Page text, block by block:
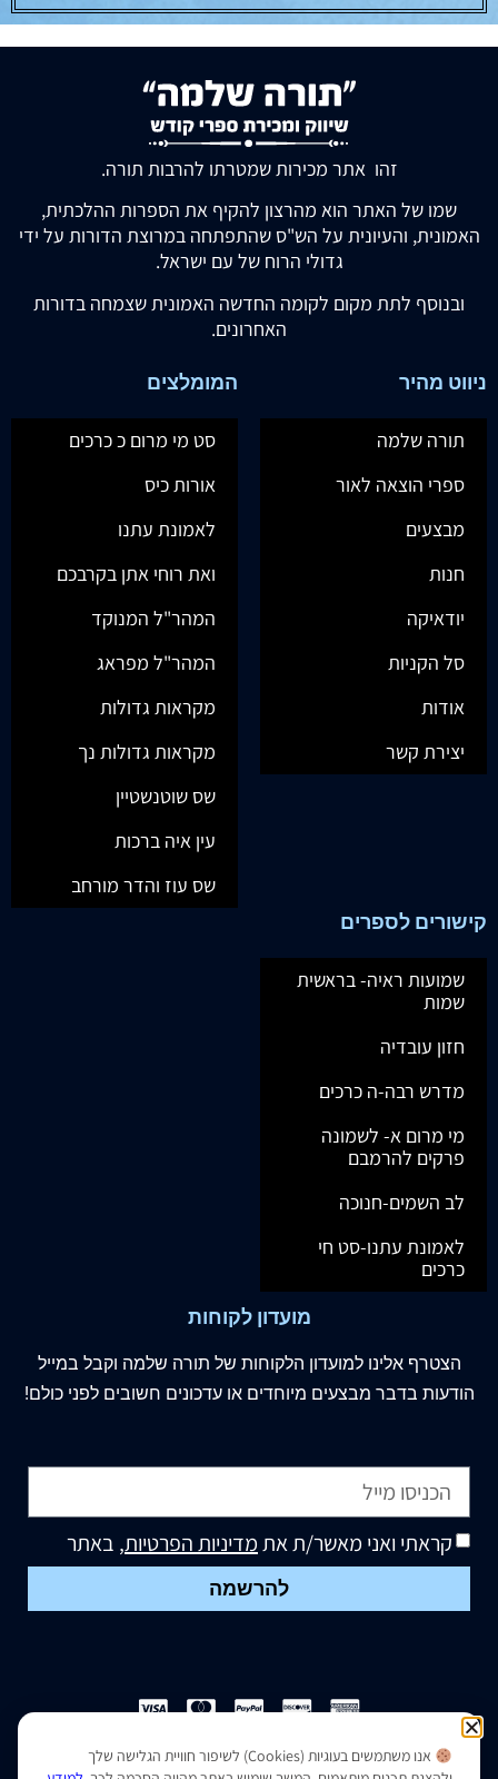
זהו אתר מכירות שמטרתו להרבות תורה.
שמו של האתר הוא מהרצון להקיף את הספרות ההלכתית,
האמונית, והעיונית על הש"ס שהתפתחה במרוצת הדורות על ידי
גדולי הרוח של עם ישראל.
ובנוסף לתת מקום לקומה החדשה האמונית שצמחה בדורות
האחרונים.
ניווט מהיר
תורה שלמה
ספרי הוצאה לאור
מבצעים
חנות
יודאיקה
סל הקניות
אודות
יצירת קשר
המומלצים
סט מי מרום כ כרכים
אורות כיס
לאמונת עתנו
ואת רוחי אתן בקרבכם
המהר"ל המנוקד
המהר"ל מפראג
מקראות גדולות
מקראות גדולות נך
שס שוטנשטיין
עין איה ברכות
שס עוז והדר מורחב
קישורים לספרים
שמועות ראיה- בראשית
שמות
חזון עובדיה
מדרש רבה-ה כרכים
מי מרום א- לשמונה
פרקים להרמבם
לב השמים-חנוכה
לאמונת עתנו-סט חי
כרכים
מועדון לקוחות
הצטרף אלינו למועדון הלקוחות של תורה שלמה וקבל במייל
הודעות בדבר מבצעים מיוחדים או עדכונים חשובים לפני כולם!
קראתי ואני מאשר/ת אתמדיניות הפרטיות, באתר
להרשמה
הצהרת נגישות|מדיניות פרטיות
אנו משתמשים בעוגיות (Cookies) לשיפור חוויית הגלישה שלך